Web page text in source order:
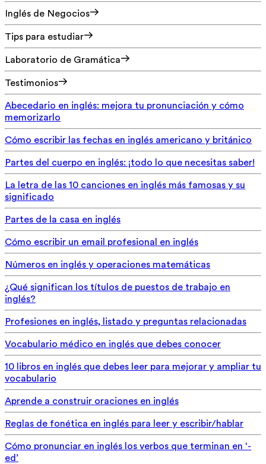
Inglés de Negocios
Tips para estudiar
Laboratorio de Gramática
Testimonios
Abecedario en inglés: mejora tu pronunciación y cómo
memorizarlo
Cómo escribir las fechas en inglés americano y británico
Partes del cuerpo en inglés: ¡todo lo que necesitas saber!
La letra de las 10 canciones en inglés más famosas y su
significado
Partes de la casa en inglés
Cómo escribir un email profesional en inglés
Números en inglés y operaciones matemáticas
¿Qué significan los títulos de puestos de trabajo en
inglés?
Profesiones en inglés, listado y preguntas relacionadas
Vocabulario médico en inglés que debes conocer
10 libros en inglés que debes leer para mejorar y ampliar tu
vocabulario
Aprende a construir oraciones en inglés
Reglas de fonética en inglés para leer y escribir/hablar
Cómo pronunciar en inglés los verbos que terminan en ‘-
ed’